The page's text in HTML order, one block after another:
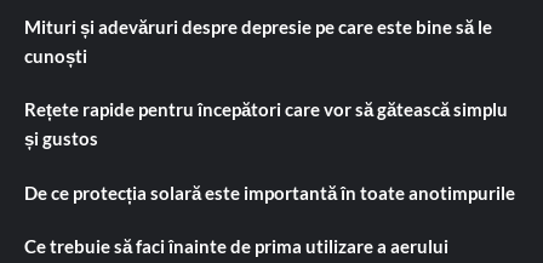
Mituri și adevăruri despre depresie pe care este bine să le
cunoști
Rețete rapide pentru începători care vor să gătească simplu
și gustos
De ce protecția solară este importantă în toate anotimpurile
Ce trebuie să faci înainte de prima utilizare a aerului